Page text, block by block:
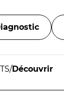
/Découvrir